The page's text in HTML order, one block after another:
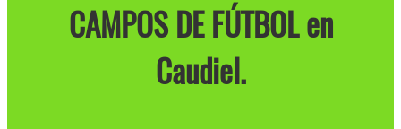
CAMPOS DE FÚTBOL en
Caudiel.